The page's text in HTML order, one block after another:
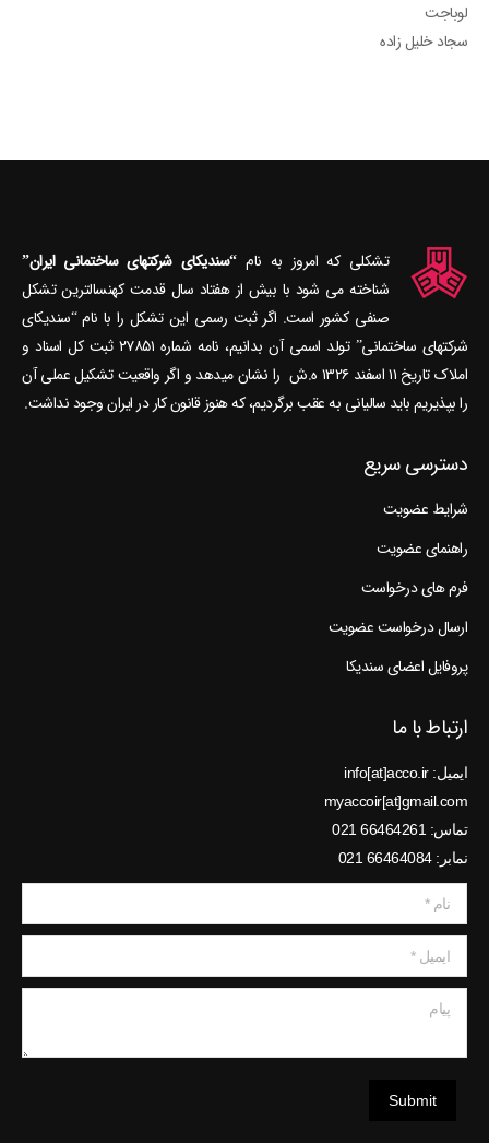
لوباجت
سجاد خلیل زاده
تشکلی که امروز به نام“سندیکای شرکتهای ساختمانی ایران”
شناخته می‎ شود با بیش از هفتاد سال قدمت کهنسال‎ترین تشکل
صنفی کشور است. اگر ثبت رسمی این تشکل را با نام “سندیکای
شرکتهای ساختمانی” تولد اسمی آن بدانیم، نامه شماره ۲۷۸۵۱ ثبت کل اسناد و
املاک تاریخ ۱۱ اسفند ۱۳۲۶ ه.ش را نشان می‎دهد و اگر واقعیت تشکیل عملی آن
را بپذیریم باید سالیانی به عقب برگردیم، که هنوز قانون کار در ایران وجود نداشت.
دسترسی سریع
شرایط عضویت
راهنمای عضویت
فرم های درخواست
ارسال درخواست عضویت
پروفایل اعضای سندیکا
ارتباط با ما
ایمیل: info[at]acco.ir
myaccoir[at]gmail.com
تماس: 66464261 021
نمابر: 66464084 021
نام *
ایمیل *
Submit